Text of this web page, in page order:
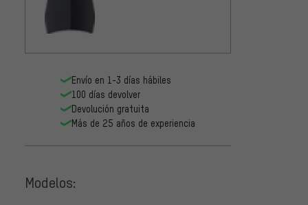
Envío en 1-3 días hábiles
100 días devolver
Devolución gratuita
Más de 25 años de experiencia
Modelos: